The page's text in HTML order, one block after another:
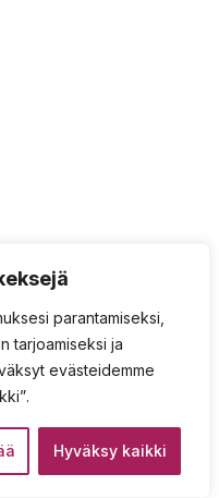
parantamiseksi,
tarjoamiseksi ja
evästeidemme
Hyväksy kaikki